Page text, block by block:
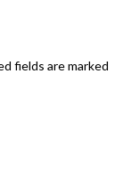
fields are marked